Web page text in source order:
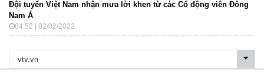
Đội tuyển Việt Nam nhận mưa lời khen từ các Cổ động viên Đông
Nam Á
04:52 | 02/02/2022